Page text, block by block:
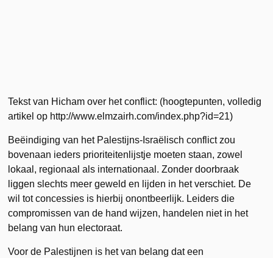
Tekst van Hicham over het conflict: (hoogtepunten, volledig
artikel op http://www.elmzairh.com/index.php?id=21)
Beëindiging van het Palestijns-Israëlisch conflict zou
bovenaan ieders prioriteitenlijstje moeten staan, zowel
lokaal, regionaal als internationaal. Zonder doorbraak
liggen slechts meer geweld en lijden in het verschiet. De
wil tot concessies is hierbij onontbeerlijk. Leiders die
compromissen van de hand wijzen, handelen niet in het
belang van hun electoraat.
Voor de Palestijnen is het van belang dat een